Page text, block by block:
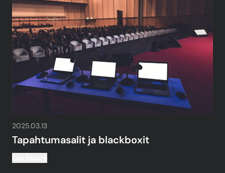
2025.03.13
Tapahtumasalit ja blackboxit